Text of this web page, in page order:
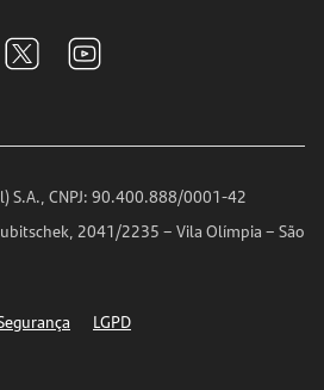
S.A., CNPJ: 90.400.888/0001-42
2041/2235 – Vila Olímpia – São
LGPD